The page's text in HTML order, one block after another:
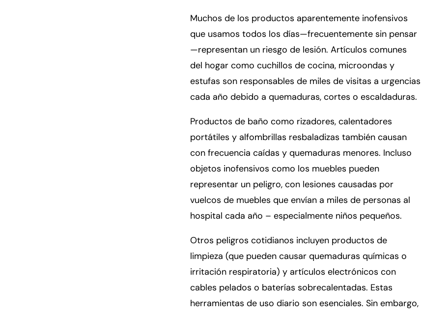
Muchos de los productos aparentemente inofensivos
que usamos todos los días—frecuentemente sin pensar
—representan un riesgo de lesión. Artículos comunes
del hogar como cuchillos de cocina, microondas y
estufas son responsables de miles de visitas a urgencias
cada año debido a quemaduras, cortes o escaldaduras.
Productos de baño como rizadores, calentadores
portátiles y alfombrillas resbaladizas también causan
con frecuencia caídas y quemaduras menores. Incluso
objetos inofensivos como los muebles pueden
representar un peligro, con lesiones causadas por
vuelcos de muebles que envían a miles de personas al
hospital cada año – especialmente niños pequeños.
Otros peligros cotidianos incluyen productos de
limpieza (que pueden causar quemaduras químicas o
irritación respiratoria) y artículos electrónicos con
cables pelados o baterías sobrecalentadas. Estas
herramientas de uso diario son esenciales. Sin embargo,